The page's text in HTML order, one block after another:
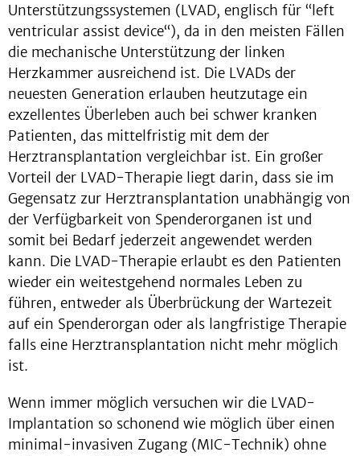
Unterstützungssystemen (LVAD, englisch für “left
ventricular assist device“), da in den meisten Fällen
die mechanische Unterstützung der linken
Herzkammer ausreichend ist. Die LVADs der
neuesten Generation erlauben heutzutage ein
exzellentes Überleben auch bei schwer kranken
Patienten, das mittelfristig mit dem der
Herztransplantation vergleichbar ist. Ein großer
Vorteil der LVAD-Therapie liegt darin, dass sie im
Gegensatz zur Herztransplantation unabhängig von
der Verfügbarkeit von Spenderorganen ist und
somit bei Bedarf jederzeit angewendet werden
kann. Die LVAD-Therapie erlaubt es den Patienten
wieder ein weitestgehend normales Leben zu
führen, entweder als Überbrückung der Wartezeit
auf ein Spenderorgan oder als langfristige Therapie
falls eine Herztransplantation nicht mehr möglich
ist.
Wenn immer möglich versuchen wir die LVAD-
Implantation so schonend wie möglich über einen
minimal-invasiven Zugang (MIC-Technik) ohne